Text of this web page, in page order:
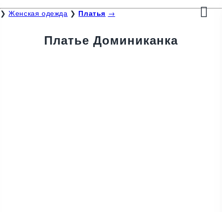
❯ Женская одежда ❯ Платья →
Платье Доминиканка